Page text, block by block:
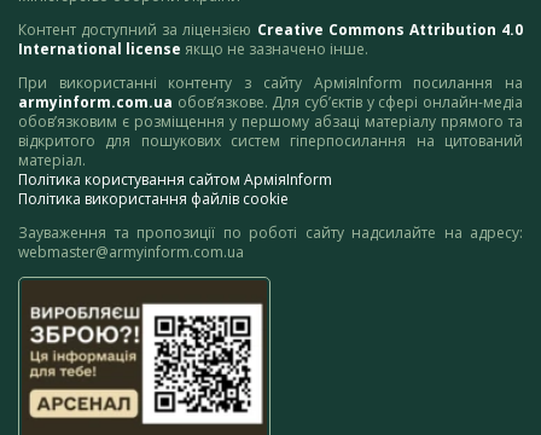
Контент доступний за ліцензією Creative Commons Attribution 4.0
International license якщо не зазначено інше.
При використанні контенту з сайту АрміяInform посилання на
armyinform.com.ua обов’язкове. Для суб’єктів у сфері онлайн-медіа
обов’язковим є розміщення у першому абзаці матеріалу прямого та
відкритого для пошукових систем гіперпосилання на цитований
матеріал.
Політика користування сайтом АрміяInform
Політика використання файлів cookie
Зауваження та пропозиції по роботі сайту надсилайте на адресу:
webmaster@armyinform.com.ua